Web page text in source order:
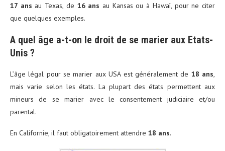
17 ans au Texas, de 16 ans au Kansas ou à Hawaï, pour ne citer
que quelques exemples.
A quel âge a-t-on le droit de se marier aux Etats-
Unis ?
L’âge légal pour se marier aux USA est généralement de 18 ans,
mais varie selon les états. La plupart des états permettent aux
mineurs de se marier avec le consentement judiciaire et/ou
parental.
En Californie, il faut obligatoirement attendre 18 ans.